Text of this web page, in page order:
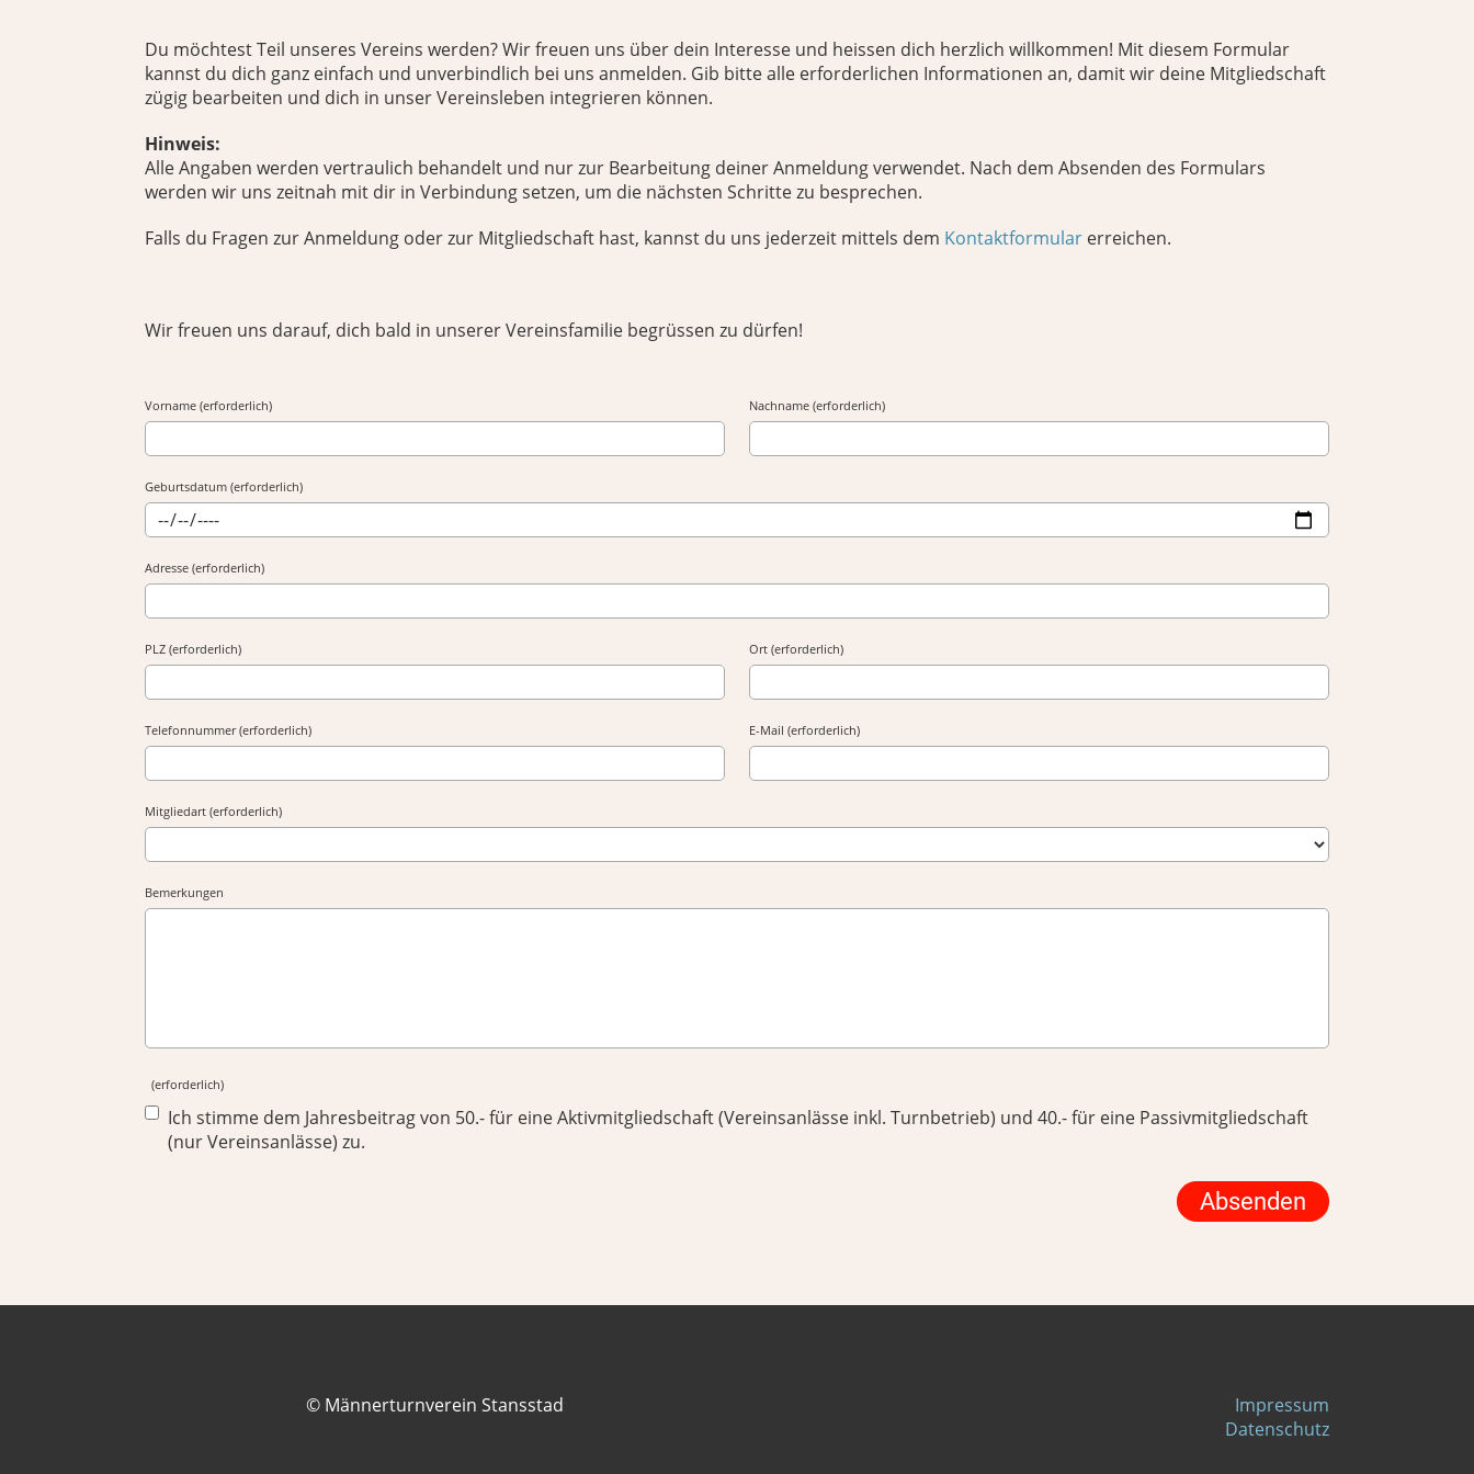
Du möchtest Teil unseres Vereins werden? Wir freuen uns über dein Interesse und heissen dich herzlich willkommen! Mit diesem Formular
kannst du dich ganz einfach und unverbindlich bei uns anmelden. Gib bitte alle erforderlichen Informationen an, damit wir deine Mitgliedschaft
zügig bearbeiten und dich in unser Vereinsleben integrieren können.
Hinweis:
Alle Angaben werden vertraulich behandelt und nur zur Bearbeitung deiner Anmeldung verwendet. Nach dem Absenden des Formulars
werden wir uns zeitnah mit dir in Verbindung setzen, um die nächsten Schritte zu besprechen.
Falls du Fragen zur Anmeldung oder zur Mitgliedschaft hast, kannst du uns jederzeit mittels dem Kontaktformular erreichen.
Wir freuen uns darauf, dich bald in unserer Vereinsfamilie begrüssen zu dürfen!
Vorname (erforderlich) Nachname (erforderlich)
Geburtsdatum (erforderlich)
Adresse (erforderlich)
PLZ (erforderlich) Ort (erforderlich)
Telefonnummer (erforderlich) E-Mail (erforderlich)
Mitgliedart (erforderlich)
Bemerkungen
(erforderlich)
Ich stimme dem Jahresbeitrag von 50.- für eine Aktivmitgliedschaft (Vereinsanlässe inkl. Turnbetrieb) und 40.- für eine Passivmitgliedschaft
(nur Vereinsanlässe) zu.
© Männerturnverein Stansstad
Impressum
Datenschutz